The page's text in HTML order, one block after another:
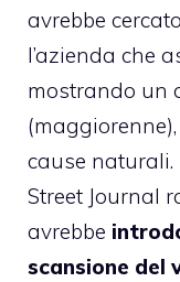
avrebbe
l’azienda che
mostrando un
cause naturali.
Street Journal
avrebbe
scansione del